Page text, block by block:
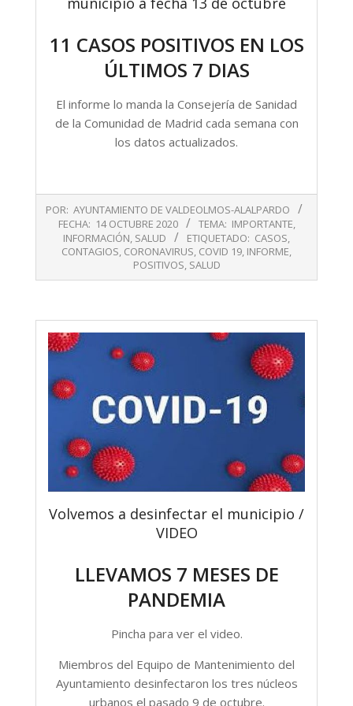
11 CASOS POSITIVOS EN LOS
ÚLTIMOS 7 DIAS
El informe lo manda la Consejería de Sanidad
de la Comunidad de Madrid cada semana con
los datos actualizados.
10-
POR: AYUNTAMIENTO DE VALDEOLMOS-ALALPARDO
FECHA: 14 OCTUBRE 2020 TEMA: IMPORTANTE,
INFORMACIÓN, SALUD ETIQUETADO: CASOS,
CONTAGIOS, CORONAVIRUS, COVID 19, INFORME,
POSITIVOS, SALUD
Volvemos a desinfectar el municipio /
VIDEO
LLEVAMOS 7 MESES DE
PANDEMIA
Pincha para ver el video.
Miembros del Equipo de Mantenimiento del
Ayuntamiento desinfectaron los tres núcleos
urbanos el pasado 9 de octubre.